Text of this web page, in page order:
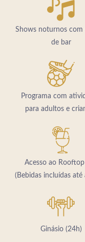
Shows noturnos com
de bar
Programa com
para adultos e
Acesso ao
(Bebidas incluídas até
Ginásio (24h)